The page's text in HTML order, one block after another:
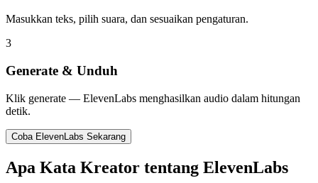
Masukkan teks, pilih suara, dan sesuaikan pengaturan.
3
Generate & Unduh
Klik generate — ElevenLabs menghasilkan audio dalam hitungan
detik.
Coba ElevenLabs Sekarang
Apa Kata Kreator tentang ElevenLabs